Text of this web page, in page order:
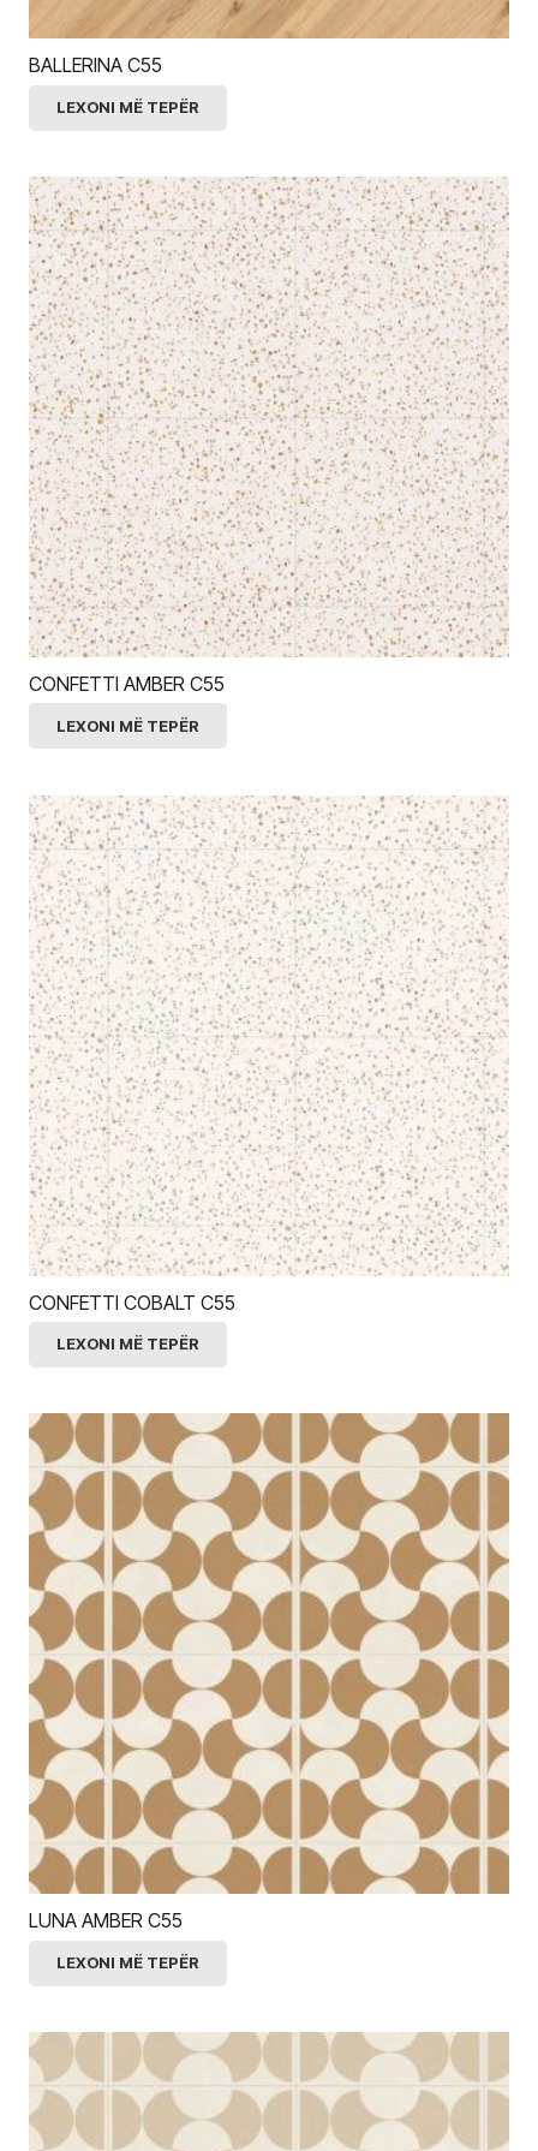
BALLERINA C55
LEXONI MË TEPËR
CONFETTI AMBER C55
LEXONI MË TEPËR
CONFETTI COBALT C55
LEXONI MË TEPËR
LUNA AMBER C55
LEXONI MË TEPËR